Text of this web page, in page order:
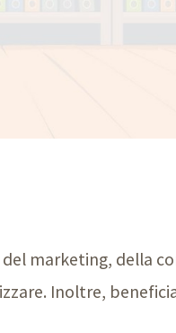
marketing, della
Inoltre,